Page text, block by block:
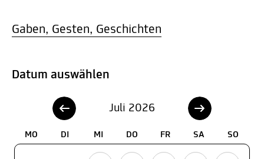
Gaben, Gesten, Geschichten
Datum auswählen
Juli 2026
MO DI MI DO FR SA SO